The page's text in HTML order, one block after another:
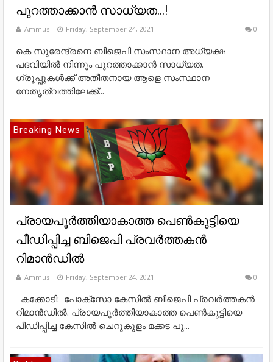
പുറത്താക്കാൻ സാധ്യത...!
Ammus Friday, September 24, 2021 0
കെ സുരേന്ദ്രനെ ബിജെപി സംസ്ഥാന അധ്യക്ഷ
പദവിയിൽ നിന്നും പുറത്താക്കാൻ സാധ്യത. ​
ഗ്രൂപ്പുകൾക്ക് അതീതനായ ആളെ സംസ്ഥാന
നേതൃത്വത്തിലേക്ക്...
Breaking News
പ്രായപൂര്‍ത്തിയാകാത്ത പെണ്‍കുട്ടിയെ
പീഡിപ്പിച്ച ബിജെപി പ്രവര്‍ത്തകന്‍
റിമാന്‍ഡില്‍
Ammus Friday, September 24, 2021 0
കക്കോടി: പോക്‌സോ കേസില്‍ ബിജെപി പ്രവര്‍ത്തകന്‍
റിമാന്‍ഡില്‍. പ്രായപൂര്‍ത്തിയാകാത്ത പെണ്‍കുട്ടിയെ
പീഡിപ്പിച്ച കേസില്‍ ചെറുകുളം മക്കട പു...